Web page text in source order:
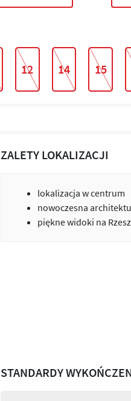
12 14 15
ZALETY LOKALIZACJI
lokalizacja w centrum
nowoczesna
piękne widoki na
STANDARDY